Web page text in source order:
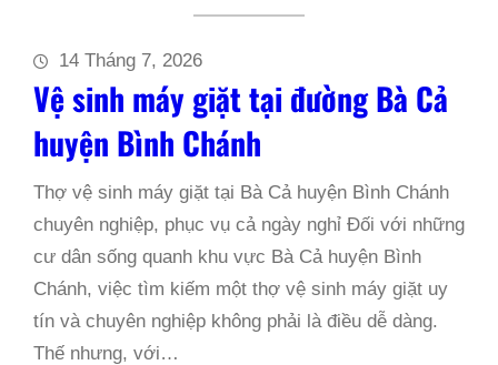
14 Tháng 7, 2026
Vệ sinh máy giặt tại đường Bà Cả
huyện Bình Chánh
Thợ vệ sinh máy giặt tại Bà Cả huyện Bình Chánh
chuyên nghiệp, phục vụ cả ngày nghỉ Đối với những
cư dân sống quanh khu vực Bà Cả huyện Bình
Chánh, việc tìm kiếm một thợ vệ sinh máy giặt uy
tín và chuyên nghiệp không phải là điều dễ dàng.
Thế nhưng, với…